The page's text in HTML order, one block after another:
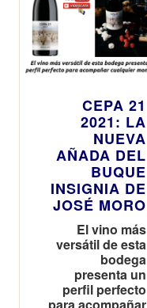
CEPA 21
2021: LA
NUEVA
AÑADA DEL
BUQUE
INSIGNIA DE
JOSÉ MORO
El vino más
versátil de esta
bodega
presenta un
perfil perfecto
para acompañar